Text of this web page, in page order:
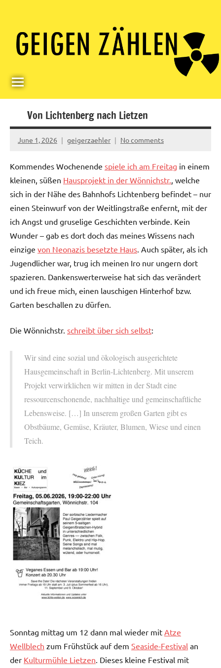
contentGeigerzähler
Von Lichtenberg nach Lietzen
June 1, 2026 geigerzaehler No comments
Kommendes Wochenende spiele ich am Freitag in einem
kleinen, süßen Hausprojekt in der Wönnichstr., welche
sich in der Nähe des Bahnhofs Lichtenberg befindet – nur
einen Steinwurf von der Weitlingstraße enfernt, mit der
ich Angst und gruselige Geschichten verbinde. Kein
Wunder – gab es dort doch das meines Wissens nach
einzige von Neonazis besetzte Haus. Auch später, als ich
Jugendlicher war, trug ich meinen Iro nur ungern dort
spazieren. Dankenswerterweise hat sich das verändert
und ich freue mich, einen lauschigen Hinterhof bzw.
Garten beschallen zu dürfen.
Die Wönnichstr. schreibt über sich selbst:
Wir sind eine sozial und ökologisch ausgerichtete
Hausgemeinschaft in Berlin-Lichtenberg. Mit unserem
Projekt verwirklichen wir mitten in der Stadt eine
ressourcenschonende, nachhaltige und gemeinschaftliche
Lebensweise. […] In unserem großen Garten gibt es
Obstbäume, Gemüse, Kräuter, Blumen, Wiese und einen
Teich.
Sonntag mittag um 12 dann mal wieder mit Atze
Wellblech zum Frühstück auf dem Seaside-Festival an
der Kulturmühle Lietzen. Dieses kleine Festival mit